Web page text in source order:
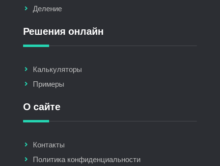
Деление
Решения онлайн
Калькуляторы
Примеры
О сайте
Контакты
Политика конфиденциальности